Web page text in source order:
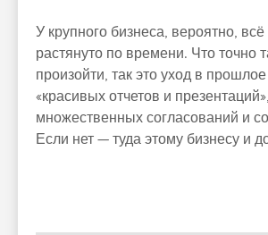
У крупного бизнеса, вероятно,
растянуто по времени. Что точно
произойти, так это уход в
«красивых отчетов и презентаций»,
множественных согласований и
Если нет — туда этому бизнесу и